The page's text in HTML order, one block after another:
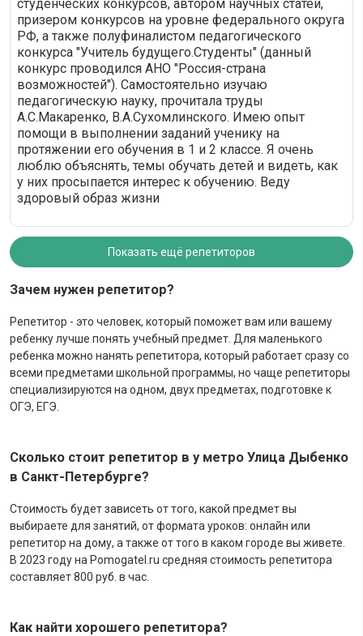
студенческих конкурсов, автором научных статей,
призером конкурсов на уровне федерального округа
РФ, а также полуфиналистом педагогического
конкурса "Учитель будущего.Студенты" (данный
конкурс проводился АНО "Россия-страна
возможностей"). Самостоятельно изучаю
педагогическую науку, прочитала труды
А.С.Макаренко, В.А.Сухомлинского. Имею опыт
помощи в выполнении заданий ученику на
протяжении его обучения в 1 и 2 классе. Я очень
люблю объяснять, темы обучать детей и видеть, как
у них просыпается интерес к обучению. Веду
здоровый образ жизни
Показать ещё репетиторов
Зачем нужен репетитор?
Репетитор - это человек, который поможет вам или вашему
ребенку лучше понять учебный предмет. Для маленького
ребенка можно нанять репетитора, который работает сразу со
всеми предметами школьной программы, но чаще репетиторы
специализируются на одном, двух предметах, подготовке к
ОГЭ, ЕГЭ.
Сколько стоит репетитор в у метро Улица Дыбенко
в Санкт-Петербурге?
Стоимость будет зависеть от того, какой предмет вы
выбираете для занятий, от формата уроков: онлайн или
репетитор на дому, а также от того в каком городе вы живете.
В 2023 году на Pomogatel.ru cредняя стоимость репетитора
составляет 800 руб. в час.
Как найти хорошего репетитора?